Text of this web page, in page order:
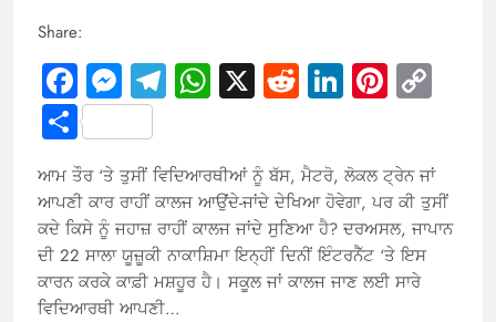
Share:
Facebook
Messenger
Telegram
WhatsApp
X RedditLinkedIn
Share
ਆਮ ਤੌਰ ‘ਤੇ ਤੁਸੀਂ ਵਿਦਿਆਰਥੀਆਂ ਨੂੰ ਬੱਸ, ਮੈਟਰੋ, ਲੋਕਲ ਟ੍ਰੇਨ ਜਾਂ
ਆਪਣੀ ਕਾਰ ਰਾਹੀਂ ਕਾਲਜ ਆਉਂਦੇ-ਜਾਂਦੇ ਦੇਖਿਆ ਹੋਵੇਗਾ, ਪਰ ਕੀ ਤੁਸੀਂ
ਕਦੇ ਕਿਸੇ ਨੂੰ ਜਹਾਜ਼ ਰਾਹੀਂ ਕਾਲਜ ਜਾਂਦੇ ਸੁਣਿਆ ਹੈ? ਦਰਅਸਲ, ਜਾਪਾਨ
ਦੀ 22 ਸਾਲਾ ਯੂਜ਼ੂਕੀ ਨਾਕਾਸ਼ਿਮਾ ਇਨ੍ਹੀਂ ਦਿਨੀਂ ਇੰਟਰਨੈੱਟ ‘ਤੇ ਇਸ
ਕਾਰਨ ਕਰਕੇ ਕਾਫ਼ੀ ਮਸ਼ਹੂਰ ਹੈ। ਸਕੂਲ ਜਾਂ ਕਾਲਜ ਜਾਣ ਲਈ ਸਾਰੇ
ਵਿਦਿਆਰਥੀ ਆਪਣੀ…